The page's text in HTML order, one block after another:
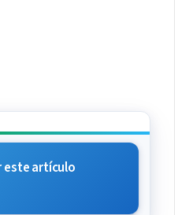
este artículo